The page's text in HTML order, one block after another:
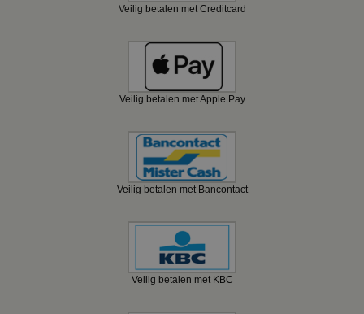
Veilig betalen met Creditcard
Veilig betalen met Apple Pay
Veilig betalen met Bancontact
Veilig betalen met KBC